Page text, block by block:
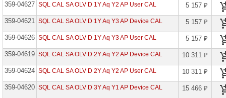
Microsoft
CSP
по
Open
Access
359-04627 SQL CAL SA OLV D 1Y Aq Y2 AP User CAL 5 157 ₽
359-04621 SQL CAL SA OLV D 1Y Aq Y3 AP Device CAL 5 157 ₽
359-04626 SQL CAL SA OLV D 1Y Aq Y3 AP User CAL 5 157 ₽
359-04619 SQL CAL SA OLV D 2Y Aq Y2 AP Device CAL 10 311 ₽
359-04624 SQL CAL SA OLV D 2Y Aq Y2 AP User CAL 10 311 ₽
359-04620 SQL CAL SA OLV D 3Y Aq Y1 AP Device CAL 15 466 ₽